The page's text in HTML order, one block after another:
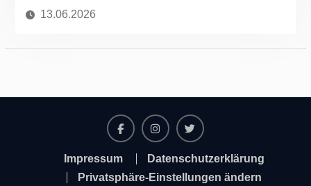
13.06.2026
Impressum
Datenschutzerklärung
Privatsphäre-Einstellungen ändern